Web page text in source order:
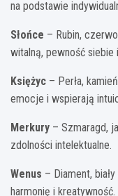
na podstawie
Słońce – Rubin,
witalną, pewność siebie
Księżyc – Perła,
emocje i wspierają
Merkury – Szmaragd,
zdolności intelektualne.
Wenus – Diament,
harmonię i kreatywność.